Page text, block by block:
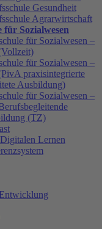
Gesundheit
Agrarwirtschaft
für Sozialwesen
für Sozialwesen –
für Sozialwesen –
praxisintegrierte
Ausbildung)
für Sozialwesen –
(TZ)
Lernen